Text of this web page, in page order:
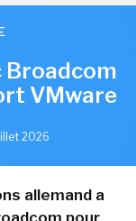
Broadcom
VMware
2026
allemand a
pour